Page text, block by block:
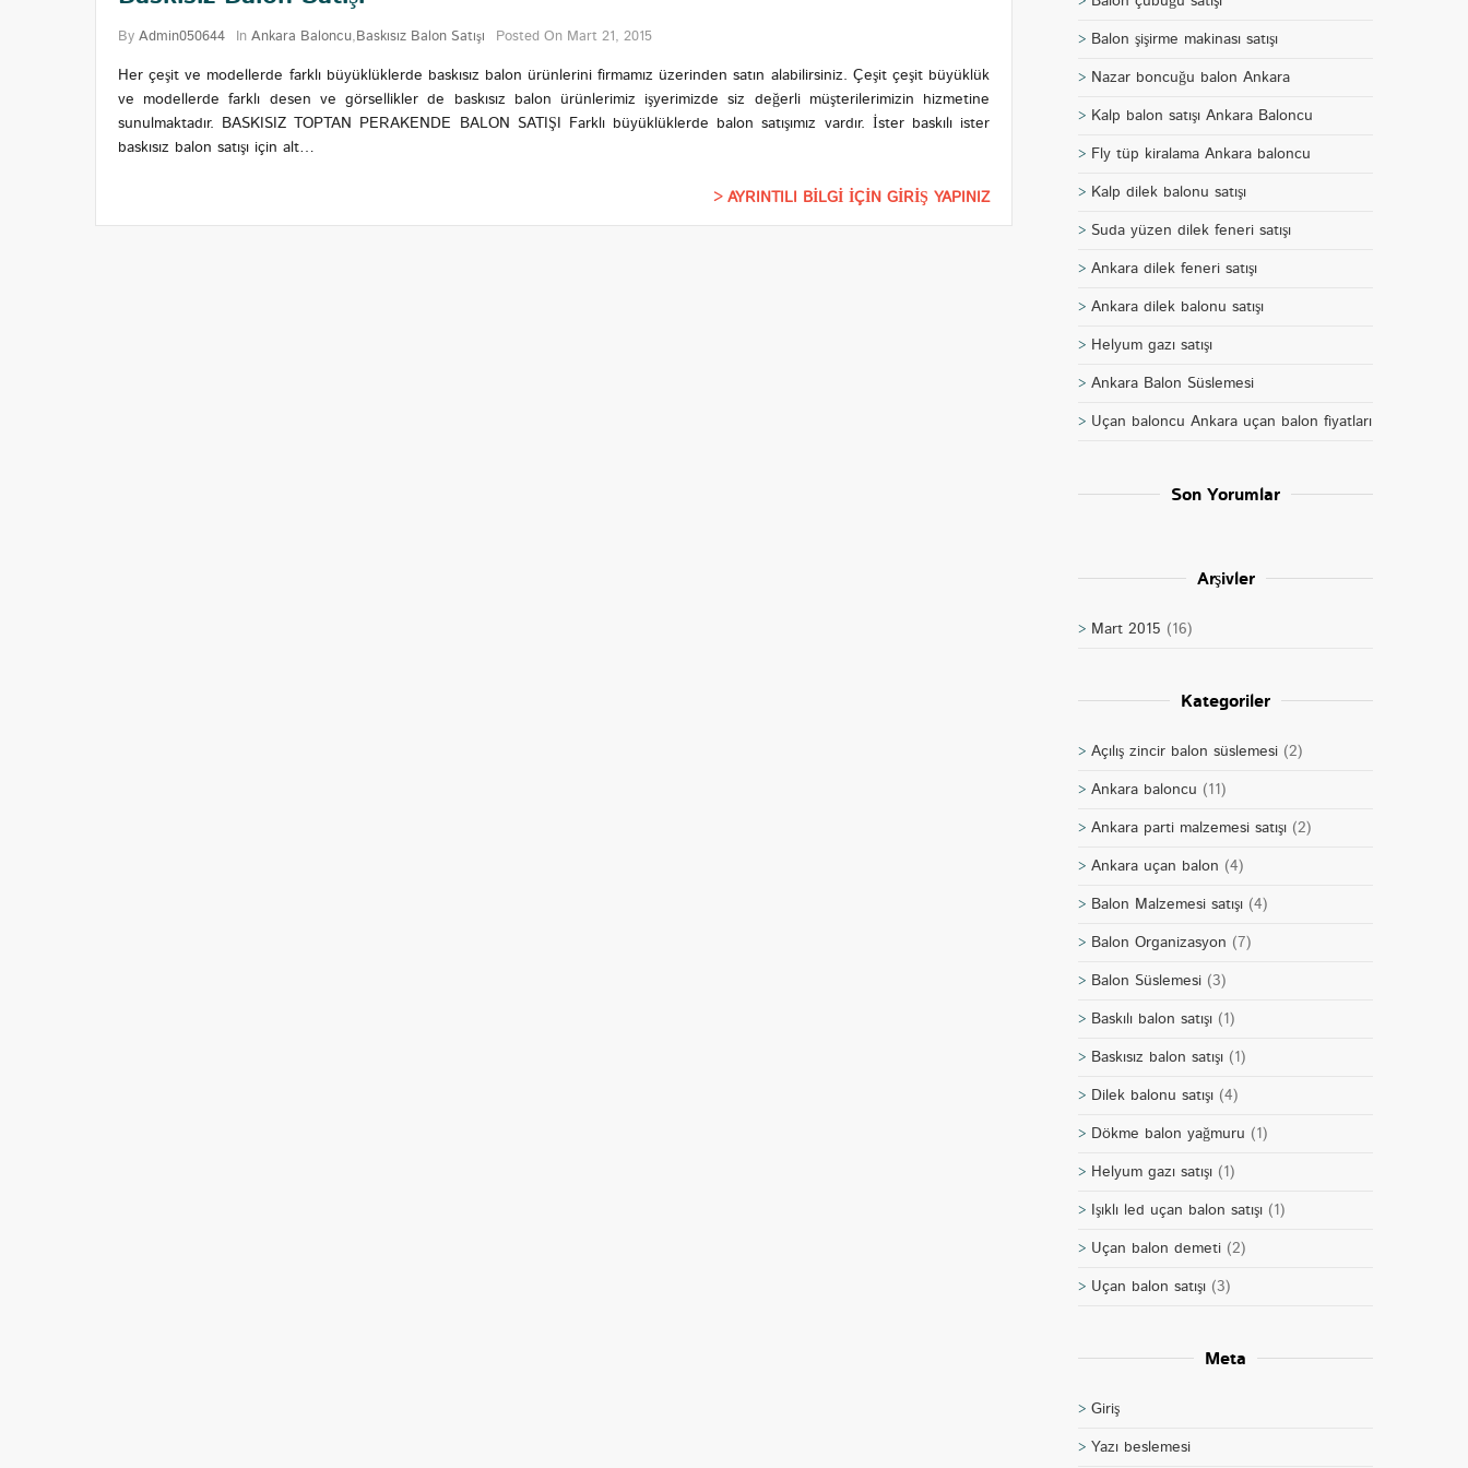
By Admin050644 In Ankara Baloncu, Baskısız Balon Satışı Posted On Mart 21, 2015
Her çeşit ve modellerde farklı büyüklüklerde baskısız balon ürünlerini firmamız üzerinden satın alabilirsiniz. Çeşit çeşit büyüklük
ve modellerde farklı desen ve görsellikler de baskısız balon ürünlerimiz işyerimizde siz değerli müşterilerimizin hizmetine
sunulmaktadır. BASKISIZ TOPTAN PERAKENDE BALON SATIŞI Farklı büyüklüklerde balon satışımız vardır. İster baskılı ister
baskısız balon satışı için alt…
AYRINTILI BİLGİ İÇİN GİRİŞ YAPINIZ
Balon şişirme makinası satışı
Nazar boncuğu balon Ankara
Kalp balon satışı Ankara Baloncu
Fly tüp kiralama Ankara baloncu
Kalp dilek balonu satışı
Suda yüzen dilek feneri satışı
Ankara dilek feneri satışı
Ankara dilek balonu satışı
Helyum gazı satışı
Ankara Balon Süslemesi
Uçan baloncu Ankara uçan balon fiyatları
Son Yorumlar
Arşivler
Mart 2015 (16)
Kategoriler
Açılış zincir balon süslemesi (2)
Ankara baloncu (11)
Ankara parti malzemesi satışı (2)
Ankara uçan balon (4)
Balon Malzemesi satışı (4)
Balon Organizasyon (7)
Balon Süslemesi (3)
Baskılı balon satışı (1)
Baskısız balon satışı (1)
Dilek balonu satışı (4)
Dökme balon yağmuru (1)
Helyum gazı satışı (1)
Işıklı led uçan balon satışı (1)
Uçan balon demeti (2)
Uçan balon satışı (3)
Meta
Giriş
Yazı beslemesi